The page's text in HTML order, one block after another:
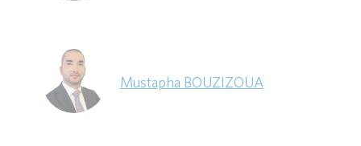
Mustapha BOUZIZOUA